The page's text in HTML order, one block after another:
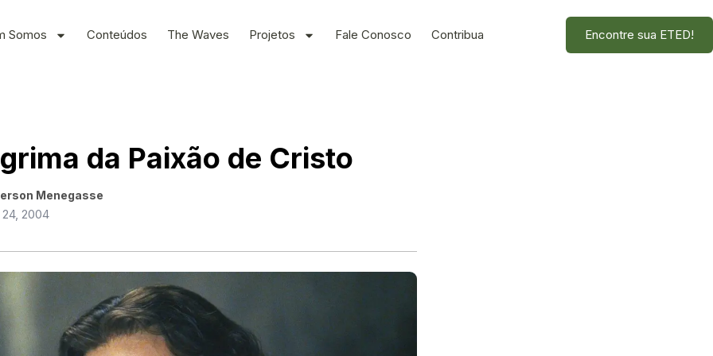
Somos Conteúdos The Waves Projetos Fale Conosco Contribua Encontre sua ETED!
da Paixão de Cristo
Menegasse
2004